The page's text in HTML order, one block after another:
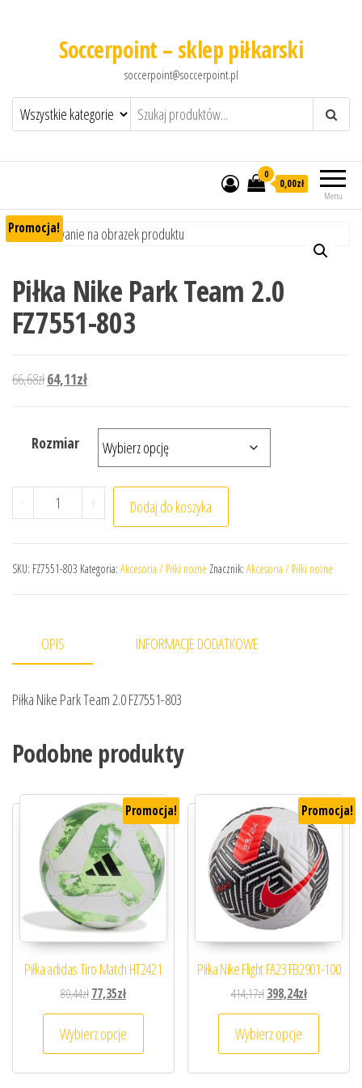
Soccerpoint – sklep piłkarski
soccerpoint@soccerpoint.pl
Menu
0
0,00zł
Promocja!
Piłka Nike Park Team 2.0
FZ7551-803
66,68złPierwotna cena wynosiła: 66,68zł.
64,11złAktualna cena wynosi: 64,11zł.
Rozmiar
- ilość Piłka Nike Park Team 2.0 FZ7551-803
+ Dodaj do koszyka
SKU: FZ7551-803 Kategoria: Akcesoria / Piłki nożne Znacznik: Akcesoria / Piłki nożne
OPIS INFORMACJE DODATKOWE
Piłka Nike Park Team 2.0 FZ7551-803
Podobne produkty
Promocja!
Piłka adidas Tiro Match HT2421
80,44złPierwotna cena wynosiła: 80,44zł.
77,35złAktualna cena wynosi: 77,35zł.
Wybierz opcje
Ten produkt ma wiele wariantów. Opcje
Promocja!
Piłka Nike Flight FA23 FB2901-100
414,17zł Pierwotna cena
398,24złAktualna
Wybierz opcje
Ten